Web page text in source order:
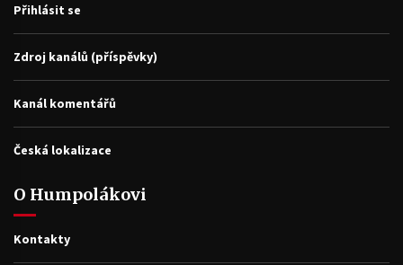
Přihlásit se
Zdroj kanálů (příspěvky)
Kanál komentářů
Česká lokalizace
O Humpolákovi
Kontakty